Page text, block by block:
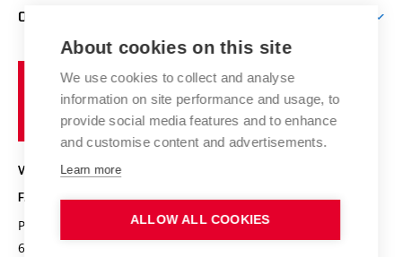
Knihovna
Studium a stáže v zahraničí
Pracovní nabídky
Den chemie
Chemici z VUT
Stipendia
Studijní předpisy
Výzkumné skupiny
Výsledky VaV
Projekty
Úspěchy a ocenění
Konference a soutěže
Kvalifikační řízení
Fórum Chemistry and Life
Střední školy a FCH
Popularizace vědy
O FAKULTĚ
Organizační struktura
Historie fakulty
Kalendář akcí
Fotogalerie
Absolventi
Reklamní předměty
Fakultní časopis
Vysoké
učení
technické
v
VYSOKÉ UČENÍ TECHNICKÉ V BRNĚ
FAKULTA CHEMICKÁ
Purkyňova 464/118
612 00 Brno
www.fch.vut.cz
About cookies on this site
We use cookies to collect and analyse
information on site performance and usage, to
provide social media features and to enhance
and customise content and advertisements.
Learn more
ALLOW ALL COOKIES